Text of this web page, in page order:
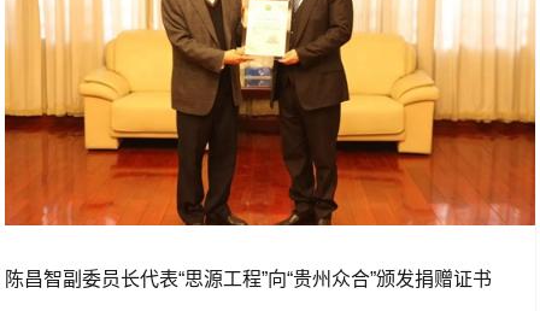
陈昌智副委员长代表“思源工程”向“贵州众合”颁发捐赠证书